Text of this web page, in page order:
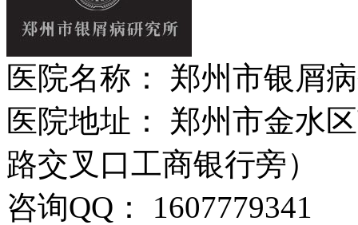
医院名称： 郑州市银屑
医院地址： 郑州市金水
路交叉口工商银行旁）
咨询QQ： 1607779341